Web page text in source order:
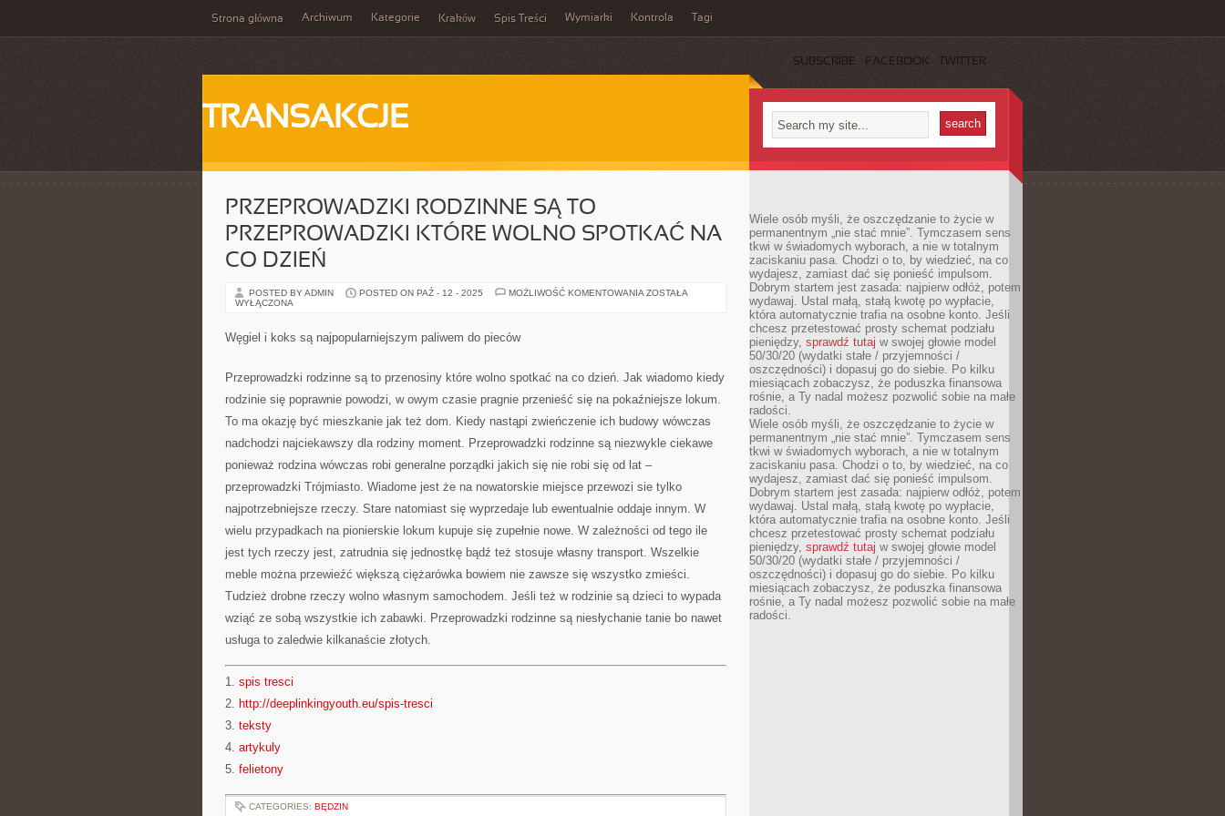
Strona główna Archiwum Kategorie Kraków Spis Treści Wymiarki Kontrola Tagi
SUBSCRIBE FACEBOOK TWITTER
TRANSAKCJE
PRZEPROWADZKI RODZINNE SĄ TO
PRZEPROWADZKI KTÓRE WOLNO SPOTKAĆ NA
CO DZIEŃ
POSTED BY ADMIN POSTED ON PAŹ - 12 - 2025 MOŻLIWOŚĆ KOMENTOWANIA PRZEPROWADZKI
NA
CO
ZOSTAŁA
WYŁĄCZONA
Węgiel i koks są najpopularniejszym paliwem do pieców
Przeprowadzki rodzinne są to przenosiny które wolno spotkać na co dzień. Jak wiadomo kiedy
rodzinie się poprawnie powodzi, w owym czasie pragnie przenieść się na pokaźniejsze lokum.
To ma okazję być mieszkanie jak też dom. Kiedy nastąpi zwieńczenie ich budowy wówczas
nadchodzi najciekawszy dla rodziny moment. Przeprowadzki rodzinne są niezwykle ciekawe
ponieważ rodzina wówczas robi generalne porządki jakich się nie robi się od lat –
przeprowadzki Trójmiasto. Wiadome jest że na nowatorskie miejsce przewozi sie tylko
najpotrzebniejsze rzeczy. Stare natomiast się wyprzedaje lub ewentualnie oddaje innym. W
wielu przypadkach na pionierskie lokum kupuje się zupełnie nowe. W zależności od tego ile
jest tych rzeczy jest, zatrudnia się jednostkę bądź też stosuje własny transport. Wszelkie
meble można przewieźć większą ciężarówka bowiem nie zawsze się wszystko zmieści.
Tudzież drobne rzeczy wolno własnym samochodem. Jeśli też w rodzinie są dzieci to wypada
wziąć ze sobą wszystkie ich zabawki. Przeprowadzki rodzinne są niesłychanie tanie bo nawet
usługa to zaledwie kilkanaście złotych.
1. spis tresci
2. http://deeplinkingyouth.eu/spis-tresci
3. teksty
4. artykuly
5. felietony
CATEGORIES: BĘDZIN
Wiele osób myśli, że oszczędzanie to życie w
permanentnym „nie stać mnie”. Tymczasem sens
tkwi w świadomych wyborach, a nie w totalnym
zaciskaniu pasa. Chodzi o to, by wiedzieć, na co
wydajesz, zamiast dać się ponieść impulsom.
Dobrym startem jest zasada: najpierw odłóż, potem
wydawaj. Ustal małą, stałą kwotę po wypłacie,
która automatycznie trafia na osobne konto. Jeśli
chcesz przetestować prosty schemat podziału
pieniędzy, sprawdź tutaj w swojej głowie model
50/30/20 (wydatki stałe / przyjemności /
oszczędności) i dopasuj go do siebie. Po kilku
miesiącach zobaczysz, że poduszka finansowa
rośnie, a Ty nadal możesz pozwolić sobie na małe
radości.
Wiele osób myśli, że oszczędzanie to życie w
permanentnym „nie stać mnie”. Tymczasem sens
tkwi w świadomych wyborach, a nie w totalnym
zaciskaniu pasa. Chodzi o to, by wiedzieć, na co
wydajesz, zamiast dać się ponieść impulsom.
Dobrym startem jest zasada: najpierw odłóż, potem
wydawaj. Ustal małą, stałą kwotę po wypłacie,
która automatycznie trafia na osobne konto. Jeśli
chcesz przetestować prosty schemat podziału
pieniędzy, sprawdź tutaj w swojej głowie model
50/30/20 (wydatki stałe / przyjemności /
oszczędności) i dopasuj go do siebie. Po kilku
miesiącach zobaczysz, że poduszka finansowa
rośnie, a Ty nadal możesz pozwolić sobie na małe
radości.